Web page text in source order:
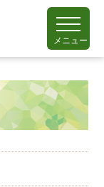
メニュー